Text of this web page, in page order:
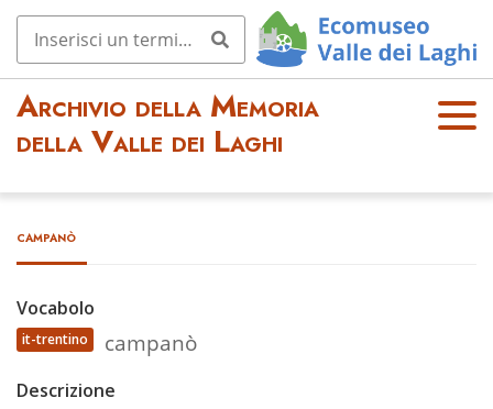
Archivio della Memoria
della Valle dei Laghi
OPE
campanò
Vocabolo
it-trentino campanò
Descrizione